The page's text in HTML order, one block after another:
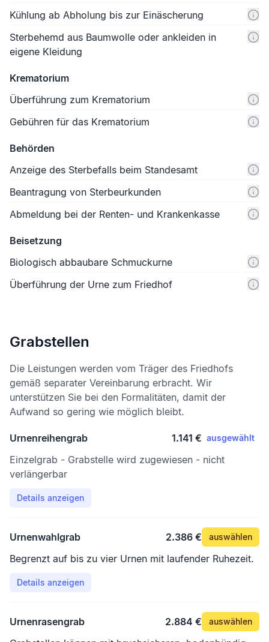
Kühlung ab Abholung bis zur Einäscherung
Sterbehemd aus Baumwolle oder ankleiden in
eigene Kleidung
Krematorium
Überführung zum Krematorium
Gebühren für das Krematorium
Behörden
Anzeige des Sterbefalls beim Standesamt
Beantragung von Sterbeurkunden
Abmeldung bei der Renten- und Krankenkasse
Beisetzung
Biologisch abbaubare Schmuckurne
Überführung der Urne zum Friedhof
Grabstellen
Die Leistungen werden vom Träger des Friedhofs
gemäß separater Vereinbarung erbracht. Wir
unterstützen Sie bei den Formalitäten, damit der
Aufwand so gering wie möglich bleibt.
Urnenreihengrab 1.141 € ausgewählt
Einzelgrab - Grabstelle wird zugewiesen - nicht
verlängerbar
Details anzeigen
Urnenwahlgrab 2.386 € auswählen
Begrenzt auf bis zu vier Urnen mit laufender Ruhezeit.
Details anzeigen
Urnenrasengrab 2.884 € auswählen